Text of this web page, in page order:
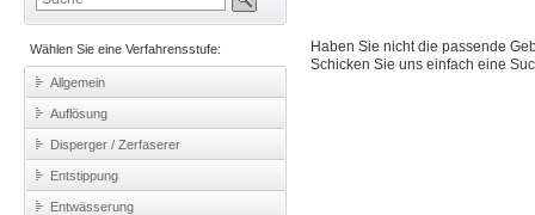
Wählen Sie eine Verfahrensstufe:
Allgemein
Auflösung
Disperger / Zerfaserer
Entstippung
Entwässerung
Haben Sie nicht die passende
Schicken Sie uns einfach eine